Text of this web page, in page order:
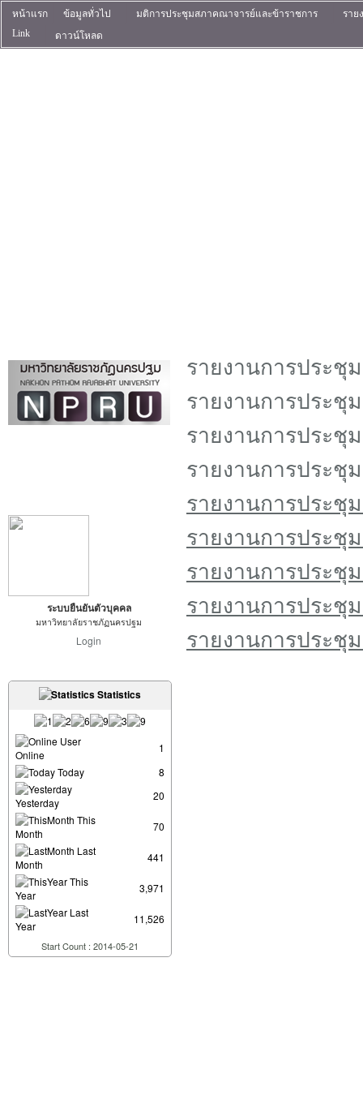
หน้าแรก ข้อมูลทั่วไป มติการประชุมสภาคณาจารย์และข้าราชการ
ราย
Link
ดาวน์โหลด
ระบบยืนยันตัวบุคคล
มหาวิทยาลัยราชภัฏนครปฐม
Login
Statistics
User
Online
1
Today
8
Yesterday
20
This
Month
70
Last
Month
441
This
Year
3,971
Last
Year
11,526
Start Count : 2014-05-21
รายงานการประชุ
รายงานการประชุ
รายงานการประชุ
รายงานการประชุ
รายงานการประชุ
รายงานการประชุ
รายงานการประชุ
รายงานการประชุ
รายงานการประชุ